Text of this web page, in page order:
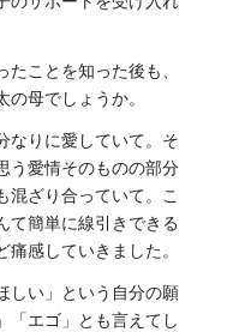
ことを知った後も、
母でしょうか。
なりに愛していて。そ
う愛情そのものの部分
混ざり合っていて。こ
て簡単に線引きできる
感していきました。
しい」という自分の願
「エゴ」とも言えてし